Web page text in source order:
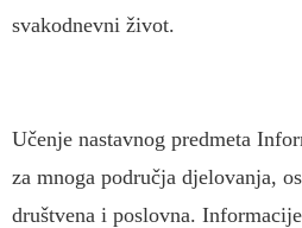
svakodnevni život.
Učenje nastavnog predmeta
za mnoga područja djelovanja,
društvena i poslovna.